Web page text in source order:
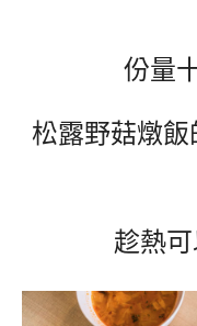
份量
松露野菇燉
趁熱